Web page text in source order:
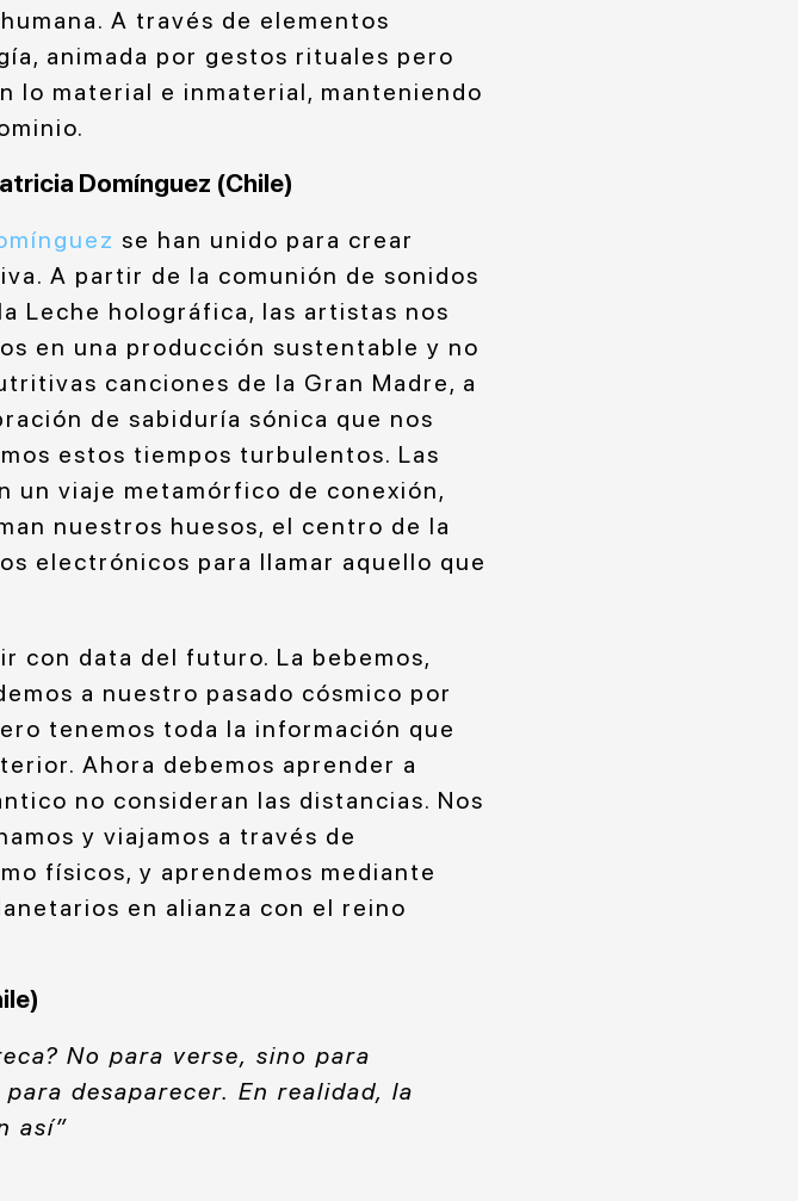
A través de elementos
animada por gestos rituales pero
lo material e inmaterial, manteniendo
Domínguez (Chile)
se han unido para crear
A partir de la comunión de sonidos
Leche holográfica, las artistas nos
en una producción sustentable y no
canciones de la Gran Madre, a
de sabiduría sónica que nos
estos tiempos turbulentos. Las
un viaje metamórfico de conexión,
nuestros huesos, el centro de la
electrónicos para llamar aquello que
con data del futuro. La bebemos,
a nuestro pasado cósmico por
tenemos toda la información que
Ahora debemos aprender a
no consideran las distancias. Nos
y viajamos a través de
físicos, y aprendemos mediante
en alianza con el reino
No para verse, sino para
desaparecer. En realidad, la
así”